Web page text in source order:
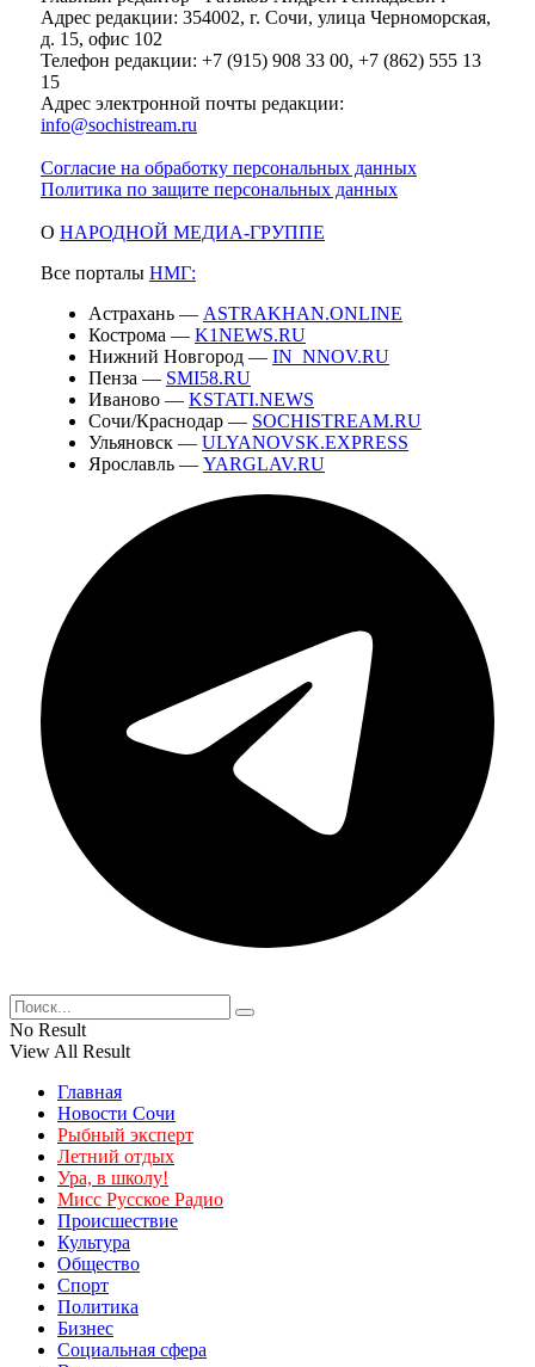
Адрес редакции: 354002, г. Сочи, улица Черноморская,
д. 15, офис 102
Телефон редакции: +7 (915) 908 33 00, +7 (862) 555 13
15
Адрес электронной почты редакции:
info@sochistream.ru
Согласие на обработку персональных данных
Политика по защите персональных данных
О НАРОДНОЙ МЕДИА-ГРУППЕ
Все порталы НМГ:
Астрахань — ASTRAKHAN.ONLINE
Кострома — K1NEWS.RU
Нижний Новгород — IN_NNOV.RU
Пенза — SMI58.RU
Иваново — KSTATI.NEWS
Сочи/Краснодар — SOCHISTREAM.RU
Ульяновск — ULYANOVSK.EXPRESS
Ярославль — YARGLAV.RU
No Result
View All Result
Главная
Новости Сочи
Рыбный эксперт
Летний отдых
Ура, в школу!
Мисс Русское Радио
Происшествие
Культура
Общество
Спорт
Политика
Бизнес
Социальная сфера